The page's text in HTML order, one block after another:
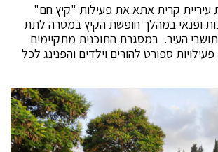
עיריית קרית אתא את פעילות "קיץ חם"
ופנאי במהלך חופשת הקיץ במטרה לתת
העיר. במסגרת התוכנית מתקיימים
פעילויות ספורט להורים וילדים והפנינג לכל